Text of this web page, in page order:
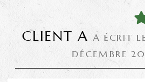
CLIENT A A ÉCRIT
DÉCEMBRE